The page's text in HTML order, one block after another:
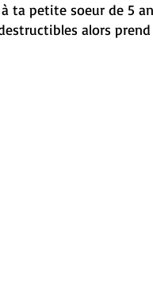
ta petite soeur de 5
alors prend